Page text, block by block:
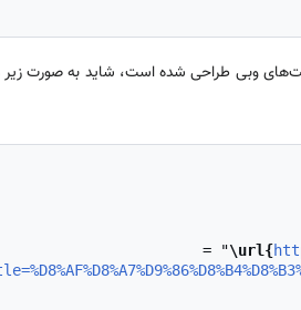
فرمت‌های وبی طراحی شده است، شاید به صورت
\url{